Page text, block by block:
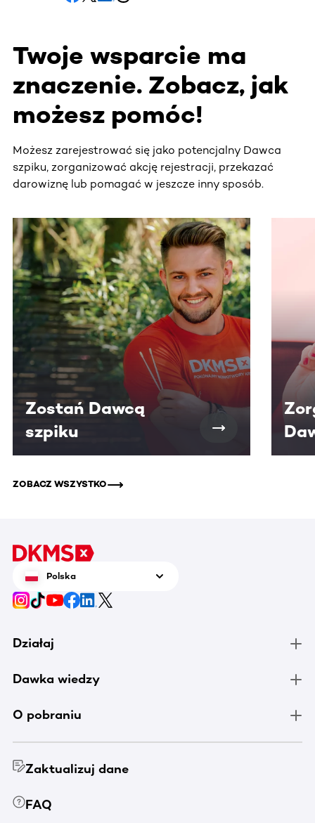
Twoje wsparcie ma
znaczenie. Zobacz, jak
możesz pomóc!
Możesz zarejestrować się jako potencjalny Dawca
szpiku, zorganizować akcję rejestracji, przekazać
darowiznę lub pomagać w jeszcze inny sposób.
Ta sekcja zawiera treści przewijane w poziomie. Użyj
Zostań Dawcą
szpiku
ZOBACZ WSZYSTKO
Polska
Działaj
Dawka wiedzy
O pobraniu
Zaktualizuj dane
FAQ